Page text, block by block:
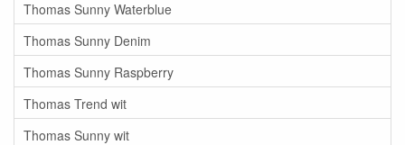
Thomas Sunny Waterblue
Thomas Sunny Denim
Thomas Sunny Raspberry
Thomas Trend wit
Thomas Sunny wit